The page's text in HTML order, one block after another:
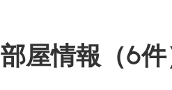
部屋情報（6件